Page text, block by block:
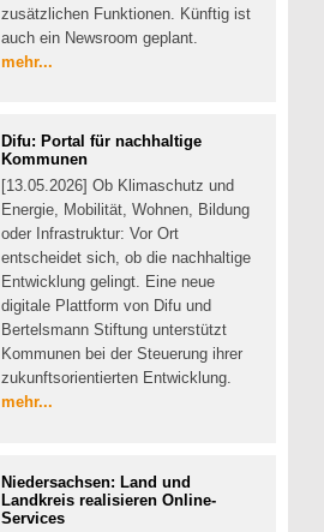
zusätzlichen Funktionen. Künftig ist
auch ein Newsroom geplant.
mehr...
Difu: Portal für nachhaltige
Kommunen
[13.05.2026] Ob Klimaschutz und
Energie, Mobilität, Wohnen, Bildung
oder Infrastruktur: Vor Ort
entscheidet sich, ob die nachhaltige
Entwicklung gelingt. Eine neue
digitale Plattform von Difu und
Bertelsmann Stiftung unterstützt
Kommunen bei der Steuerung ihrer
zukunftsorientierten Entwicklung.
mehr...
Niedersachsen: Land und
Landkreis realisieren Online-
Services